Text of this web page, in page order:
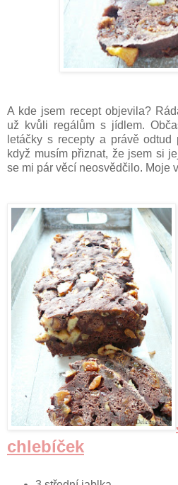
A kde jsem recept objevila?
už kvůli regálům s jídlem.
letáčky s recepty a právě
když musím přiznat, že jsem si
se mi pár věcí neosvědčilo. Moje
chlebíček